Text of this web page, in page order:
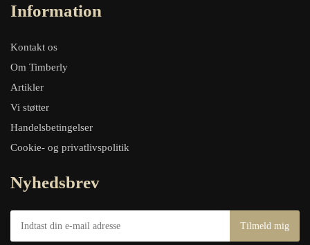
Information
Kontakt os
Om Timberly
Artikler
Vi støtter
Handelsbetingelser
Cookie- og privatlivspolitik
Nyhedsbrev